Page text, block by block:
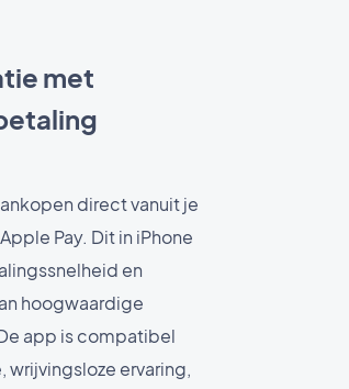
met
direct vanuit je
Pay. Dit in iPhone
en
hoogwaardige
app is compatibel
wrijvingsloze ervaring,